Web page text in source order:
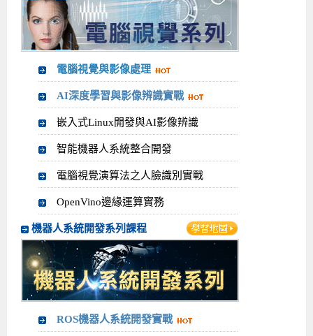
電腦視覺與影像處理
AI深度學習與影像辨識實戰
嵌入式Linux開發與AI影像辨識
智能機器人系統整合開發
電腦視覺演算法之人臉識別實戰
OpenVino邊緣運算實務
機器人系統開發系列課程
ROS機器人系統開發實戰